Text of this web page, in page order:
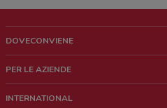
DOVECONVIENE
Chi siamo
PER LE AZIENDE
INTERNATIONAL